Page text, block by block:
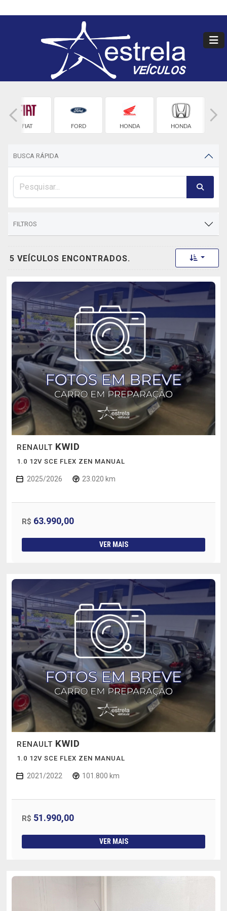
FIAT FORD HONDA HONDA
BUSCA RÁPIDA
FILTROS
5 VEÍCULOS ENCONTRADOS. Toggle
RENAULT KWID
1.0 12V SCE FLEX ZEN MANUAL
2025/2026 23.020 km
R$ 63.990,00
VER MAIS
RENAULT KWID
1.0 12V SCE FLEX ZEN MANUAL
2021/2022 101.800 km
R$ 51.990,00
VER MAIS